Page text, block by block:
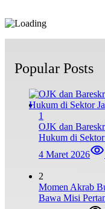
Popular Posts
1
OJK dan
Hukum di Sektor
4 Maret 2026
2
Momen Akrab
Bawa Misi